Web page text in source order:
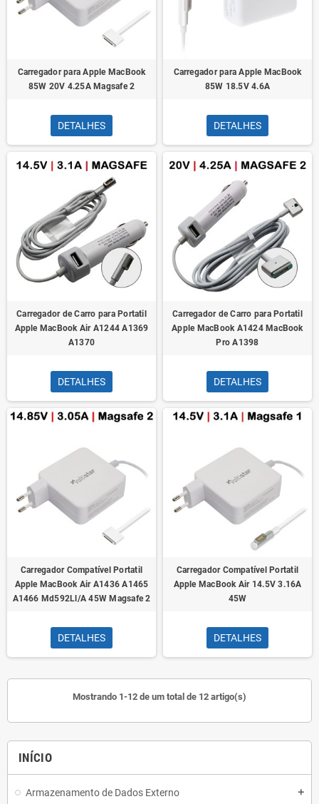
INÍCIO
Armazenamento de Dados Externo add
Carregador para Apple MacBook
85W 20V 4.25A Magsafe 2
DETALHES
Carregador para Apple MacBook
85W 18.5V 4.6A
DETALHES
Carregador de Carro para Portatil
Apple MacBook Air A1244 A1369
A1370
DETALHES
Carregador de Carro para Portatil
Apple MacBook A1424 MacBook
Pro A1398
DETALHES
Carregador Compatível Portatil
Apple MacBook Air A1436 A1465
A1466 Md592Ll/A 45W Magsafe 2
DETALHES
Carregador Compatível Portatil
Apple MacBook Air 14.5V 3.16A
45W
DETALHES
Mostrando 1-12 de um total de 12 artigo(s)